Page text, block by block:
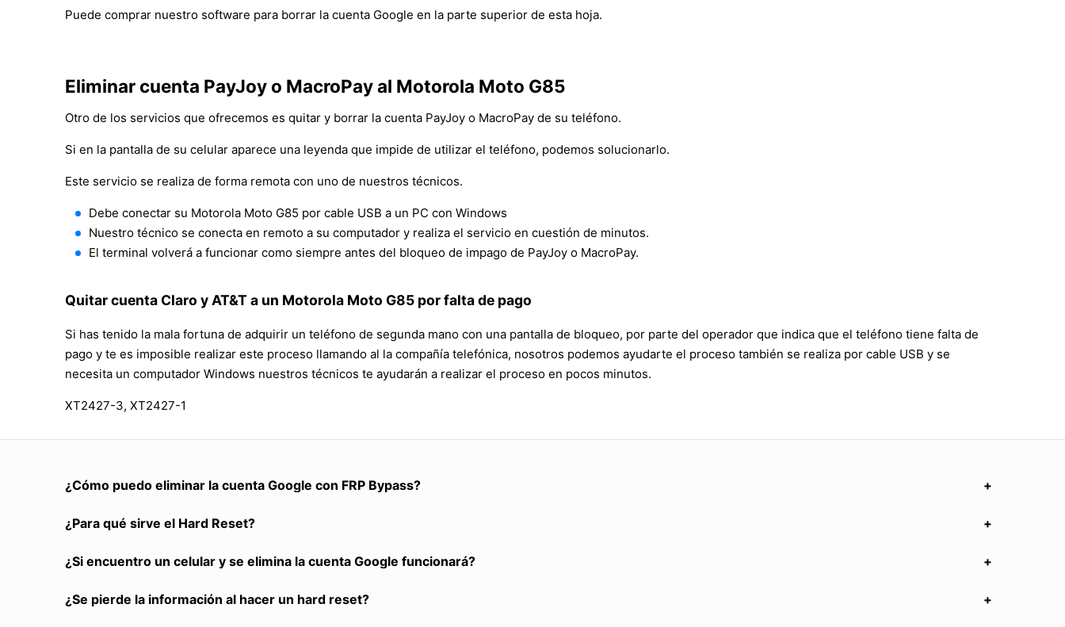
Puede comprar nuestro software para borrar la cuenta Google en la parte superior de esta hoja.
Eliminar cuenta PayJoy o MacroPay al Motorola Moto G85
Otro de los servicios que ofrecemos es quitar y borrar la cuenta PayJoy o MacroPay de su teléfono.
Si en la pantalla de su celular aparece una leyenda que impide de utilizar el teléfono, podemos solucionarlo.
Este servicio se realiza de forma remota con uno de nuestros técnicos.
Debe conectar su Motorola Moto G85 por cable USB a un PC con Windows
Nuestro técnico se conecta en remoto a su computador y realiza el servicio en cuestión de minutos.
El terminal volverá a funcionar como siempre antes del bloqueo de impago de PayJoy o MacroPay.
Quitar cuenta Claro y AT&T a un Motorola Moto G85 por falta de pago
Si has tenido la mala fortuna de adquirir un teléfono de segunda mano con una pantalla de bloqueo, por parte del operador que indica que el teléfono tiene falta de
pago y te es imposible realizar este proceso llamando al la compañía telefónica, nosotros podemos ayudarte el proceso también se realiza por cable USB y se
necesita un computador Windows nuestros técnicos te ayudarán a realizar el proceso en pocos minutos.
XT2427-3, XT2427-1
¿Cómo puedo eliminar la cuenta Google con FRP Bypass?
¿Para qué sirve el Hard Reset?
¿Si encuentro un celular y se elimina la cuenta Google funcionará?
¿Se pierde la información al hacer un hard reset?